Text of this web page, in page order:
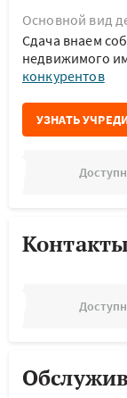
Основной вид
Сдача внаем
недвижимого
конкурентов
УЗНАТЬ